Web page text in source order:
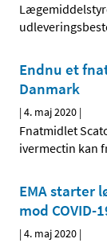
Endnu et
Danmark
|4. maj 2020 |
Fnatmidlet
ivermectin kan
EMA starter
mod COVID-
|4. maj 2020 |